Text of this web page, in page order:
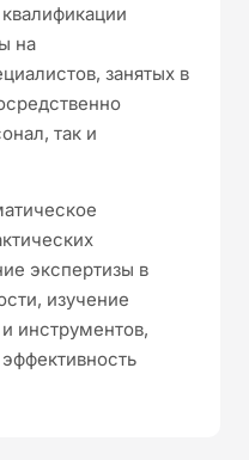
на
занятых в
так и
экспертизы в
изучение
инструментов,